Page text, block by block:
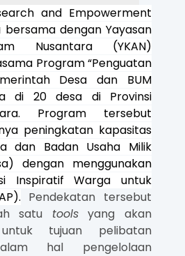
and Empowerment
bersama dengan Yayasan
Nusantara (YKAN)
Program “Penguatan
Desa dan BUM
di 20 desa di Provinsi
Program tersebut
peningkatan kapasitas
dan Badan Usaha Milik
dengan menggunakan
Inspiratif Warga untuk
Pendekatan tersebut
satu toolsyang akan
tujuan pelibatan
hal pengelolaan